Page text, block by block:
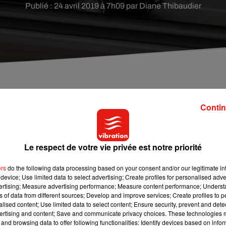
Publié : 24 avril 2019 à 7h09 par Diane Thibaudier
en Moselle ce week-end. Il a notamment
à l'intérieur ! Explications.
voulu échapper à un banal contrôle routier vendredi dernier en
s'est fait intercepter par le peloton autoroutier de Saint-
et n'a pas pu présenter son permis de conduire.
soustrait au contrôle en prenant ses jambes à son cou !
en laissant derrière lui sa voiture et sa copine ! Les
Le respect de votre vie privée est notre priorité
do the following data processing based on your consent and/or our legitimate
Use limited data to select advertising; Create profiles for personalised
Measure advertising performance; Measure content performance;
of data from different sources; Develop and improve services; Create profiles to
content; Use limited data to select content; Ensure security, prevent and
and content; Save and communicate privacy choices. These technologies
browsing data to offer following functionalities: Identify devices based on